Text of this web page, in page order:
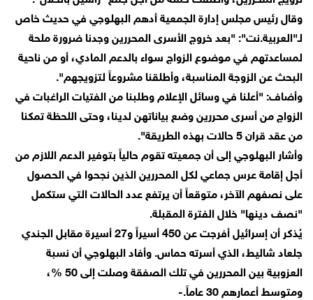
وقال رئيس مجلس إدارة الجمعية أدهم البهلوجي في حديث خاص
لـ"العربية.نت": "بعد خروج الأسرى المحررين وجدنا ضرورة ملحة
لمساعدتهم في موضوع الزواج سواء بالدعم المادي، أو من ناحية
البحث عن الزوجة المناسبة، وأطلقنا مشروعاً لتزويجهم".
وأضاف: "أعلنا في وسائل الإعلام وطلبنا من الفتيات الراغبات في
الزواج من أسرى محررين وضع بياناتهن لدينا، وحتى اللحظة تمكنا
من عقد قران 5 حالات بهذه الطريقة".
وأشار البهلوجي إلى أن جمعيته تقوم حالياً بتوفير الدعم اللازم من
أجل إقامة عرس جماعي لكل المحررين الذين نجحوا في الحصول
على نصفهم الآخر، متوقعاً أن يرتفع عدد الحالات التي ستكمل
"نصف دينها" خلال الفترة المقبلة.
يُذكر أن إسرائيل أفرجت عن 450 أسيراً و27 أسيرة مقابل الجندي
جلعاد شاليط، الذي أسرته حماس. وأفاد البهلوجي أن نسبة
العزوبية بين المحررين في تلك الصفقة وصلت إلى 50 %،
ومتوسط أعمارهم 30 عاماً.-